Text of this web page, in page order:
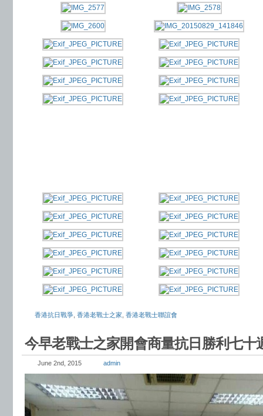
香港抗日戰爭 香港老戰士之家 香港老戰士聯誼會
今早老戰士之家開會商量抗日勝利七十
June 2nd, 2015 admin